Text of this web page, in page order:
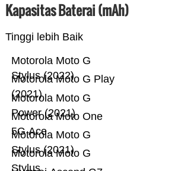
Kapasitas Baterai (mAh)
Tinggi lebih Baik
Motorola Moto G
Stylus
Motorola Moto G
Stylus (2021)
Motorola Moto One
5G Ace
Motorola Moto G
Power (2021)
Motorola Moto G Play
(2021)
Motorola Moto G
Stylus (2022)